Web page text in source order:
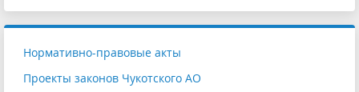
Нормативно-правовые акты
Проекты законов Чукотского АО